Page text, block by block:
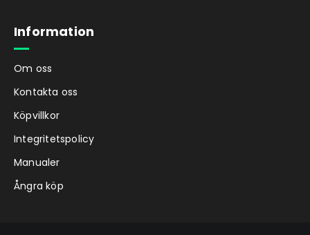
Information
Om oss
Kontakta oss
Köpvillkor
Integritetspolicy
Manualer
Ångra köp